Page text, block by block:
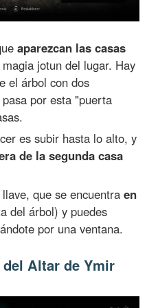
aparezcan las casas
jotun del lugar. Hay
el árbol con dos
por esta "puerta
es subir hasta lo alto, y
de la segunda casa
que se encuentraen
del árbol) y puedes
por una ventana.
Altar de Ymir